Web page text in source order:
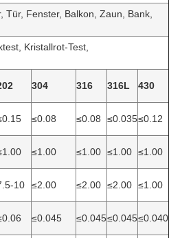
Fenster, Balkon, Zaun, Bank,
Kristallrot-Test,
304 316 316L 430
≤0.08 ≤0.08 ≤0.035≤0.12
≤1.00 ≤1.00 ≤1.00 ≤1.00
10 ≤2.00 ≤2.00 ≤2.00 ≤1.00
≤0.045 ≤0.045≤0.045≤0.040